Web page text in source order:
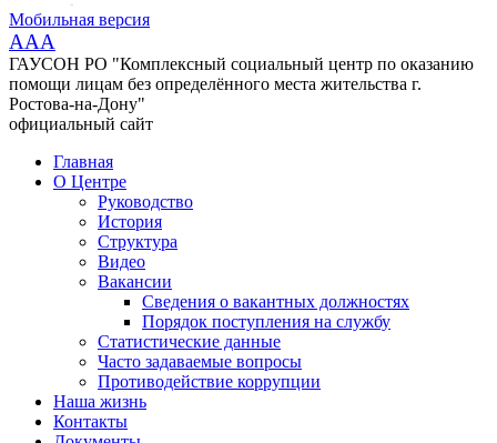
Мобильная версия
AAA
ГАУСОН РО "Комплексный социальный центр по оказанию
помощи лицам без определённого места жительства г.
Ростова-на-Дону"
официальный сайт
Главная
О Центре
Руководство
История
Структура
Видео
Вакансии
Сведения о вакантных должностях
Порядок поступления на службу
Статистические данные
Часто задаваемые вопросы
Противодействие коррупции
Наша жизнь
Контакты